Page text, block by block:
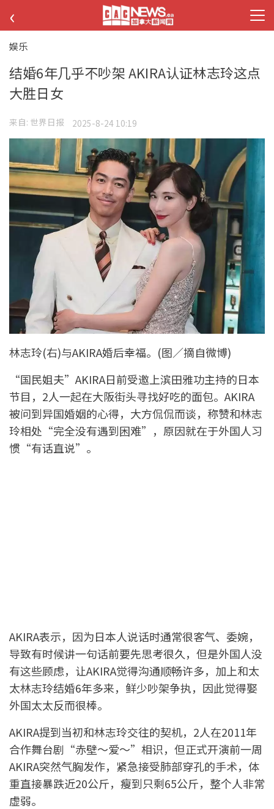
‹
娱乐
结婚6年几乎不吵架 AKIRA认证林志玲这点
大胜日女
来自: 世界日报 2025-8-24 10:19
林志玲(右)与AKIRA婚后幸福。(图／摘自微博)
“国民姐夫”AKIRA日前受邀上滨田雅功主持的日本
节目，2人一起在大阪街头寻找好吃的面包。AKIRA
被问到异国婚姻的心得，大方侃侃而谈，称赞和林志
玲相处“完全没有遇到困难”，原因就在于外国人习
惯“有话直说”。
AKIRA表示，因为日本人说话时通常很客气、委婉，
导致有时候讲一句话前要先思考很久，但是外国人没
有这些顾虑，让AKIRA觉得沟通顺畅许多，加上和太
太林志玲结婚6年多来，鲜少吵架争执，因此觉得娶
外国太太反而很棒。
AKIRA提到当初和林志玲交往的契机，2人在2011年
合作舞台剧“赤壁～爱～”相识，但正式开演前一周
AKIRA突然气胸发作，紧急接受肺部穿孔的手术，体
重直接暴跌近20公斤，瘦到只剩65公斤，整个人非常
虚弱。